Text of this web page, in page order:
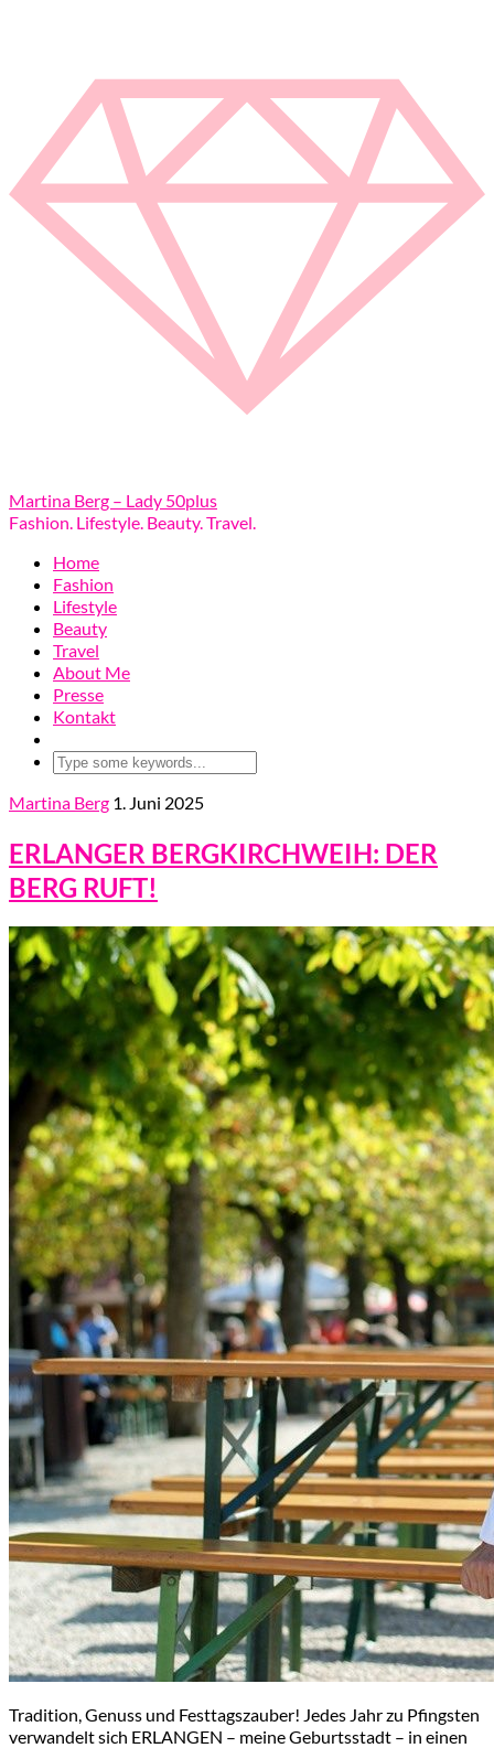
Martina Berg – Lady 50plus
Fashion. Lifestyle. Beauty. Travel.
Home
Fashion
Lifestyle
Beauty
Travel
About Me
Presse
Kontakt
Martina Berg 1. Juni 2025
ERLANGER BERGKIRCHWEIH: DER
BERG RUFT!
Tradition, Genuss und Festtagszauber! Jedes Jahr zu Pfingsten
verwandelt sich ERLANGEN – meine Geburtsstadt – in einen